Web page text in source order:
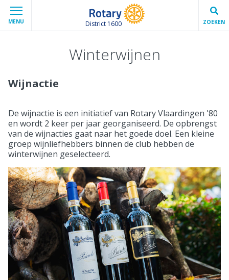
MENU District 1600 ZOEKEN
Winterwijnen
Wijnactie
De wijnactie is een initiatief van Rotary Vlaardingen '80
en wordt 2 keer per jaar georganiseerd. De opbrengst
van de wijnacties gaat naar het goede doel. Een kleine
groep wijnliefhebbers binnen de club hebben de
winterwijnen geselecteerd.